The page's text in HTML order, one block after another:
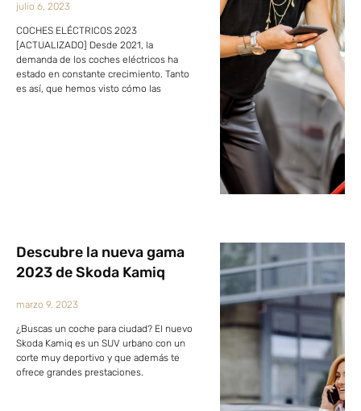
julio 6, 2023
COCHES ELÉCTRICOS 2023
[ACTUALIZADO] Desde 2021, la
demanda de los coches eléctricos ha
estado en constante crecimiento. Tanto
es así, que hemos visto cómo las
Descubre la nueva gama
2023 de Skoda Kamiq
marzo 9, 2023
¿Buscas un coche para ciudad? El nuevo
Skoda Kamiq es un SUV urbano con un
corte muy deportivo y que además te
ofrece grandes prestaciones.